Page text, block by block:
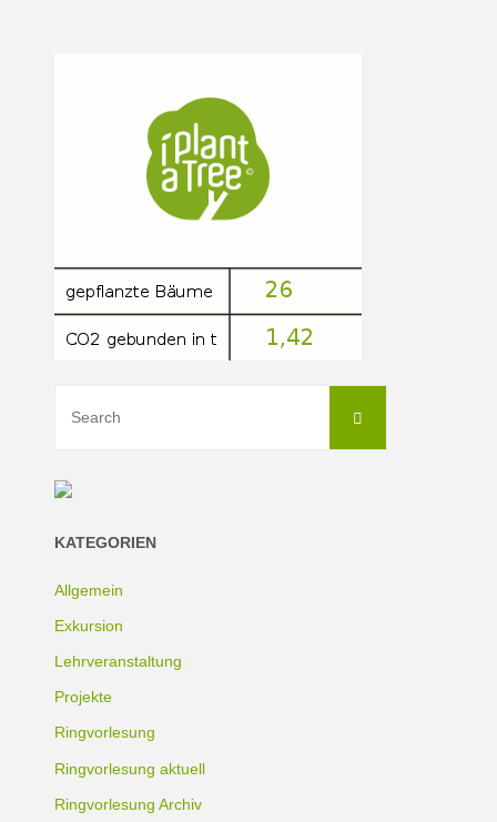
Wie
wertorientierte
Banken
Welt
verändern"
Search
KATEGORIEN
Allgemein
Exkursion
Lehrveranstaltung
Projekte
Ringvorlesung
Ringvorlesung aktuell
Ringvorlesung Archiv